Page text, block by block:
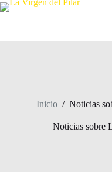
Saltar
al
Inicio / Noticias
Noticias sobre